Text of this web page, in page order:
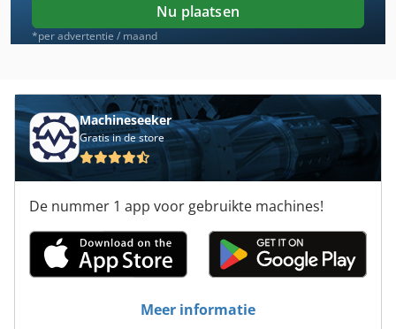
Nu plaatsen
*per advertentie / maand
Machineseeker
Gratis in de store
De nummer 1 app voor gebruikte machines!
Meer informatie